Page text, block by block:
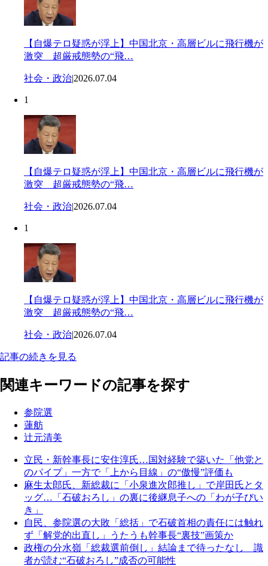
【自爆テロ疑惑が浮上】中国北京・高層ビルに飛行機が
激突 超厳戒態勢の“飛…
社会・政治|2026.07.04
1
【自爆テロ疑惑が浮上】中国北京・高層ビルに飛行機が
激突 超厳戒態勢の“飛…
社会・政治|2026.07.04
1
【自爆テロ疑惑が浮上】中国北京・高層ビルに飛行機が
激突 超厳戒態勢の“飛…
社会・政治|2026.07.04
記事の続きを見る
関連キーワードの記事を探す
参院選
蓮舫
辻元清美
立民・新幹事長に安住淳氏…国対経験で築いた「他党と
のパイプ」一方で「上から目線」の“傲慢”評価も
麻生太郎氏、新総裁に「小泉進次郎推し」で岸田氏とタ
ッグ…「石破おろし」の裏に後継息子への「わが子びい
き」
自民、参院選の大敗「総括」で石破首相の責任には触れ
ず「解党的出直し」うたうも幹事長“裏技”画策か
政権の分水嶺「総裁選前倒し」結論まで待ったなし 識
者が読む“石破おろし”成否の可能性